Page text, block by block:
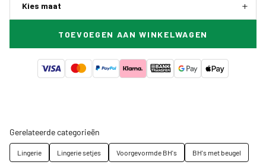
Kies maat
TOEVOEGEN AAN WINKELWAGEN
Gerelateerde categorieën
Lingerie Lingerie setjes Voorgevormde BH's BH's met beugel